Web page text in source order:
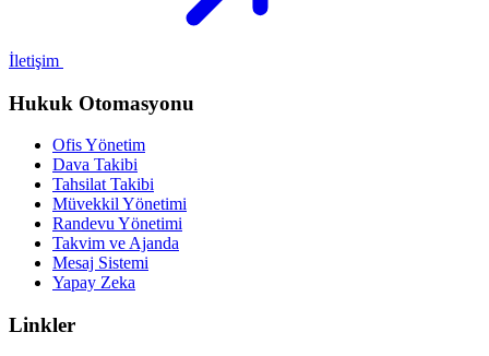
İletişim
Hukuk Otomasyonu
Ofis Yönetim
Dava Takibi
Tahsilat Takibi
Müvekkil Yönetimi
Randevu Yönetimi
Takvim ve Ajanda
Mesaj Sistemi
Yapay Zeka
Linkler